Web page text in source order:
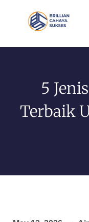
5
Terbaik